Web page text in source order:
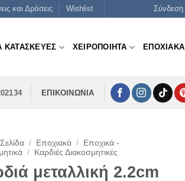
και Δράσεις Wishlist Σύνδεση
ΚΑΤΑΣΚΕΥΕΣ ΧΕΙΡΟΠΟΙΗΤΑ ΕΠΟΧΙΑΚΑ
ΕΠΙΚΟΙΝΩΝΙΑ
/ Εποχιακά /
Εποχικά -
/ Καρδιές Διακοσμητικές
μεταλλική 2.2cm